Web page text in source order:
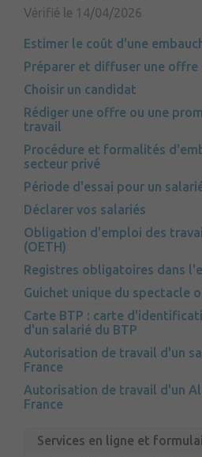
Vérifié le 14/04/2026
Estimer le coût d'une
Préparer et diffuser une offre
Choisir un candidat
Rédiger une offre ou une
travail
Procédure et formalités
secteur privé
Période d'essai pour un
Déclarer vos salariés
Obligation d'emploi des
(OETH)
Registres obligatoires dans
Guichet unique du spectacle
Carte BTP : carte
d'un salarié du BTP
Autorisation de travail d'un
France
Autorisation de travail d'un
France
Services en ligne et